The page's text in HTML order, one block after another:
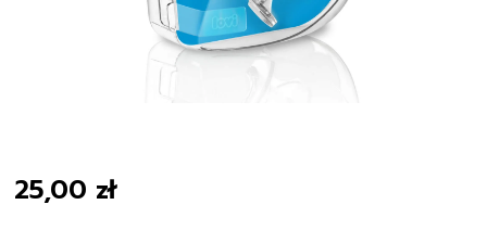
25,00 zł